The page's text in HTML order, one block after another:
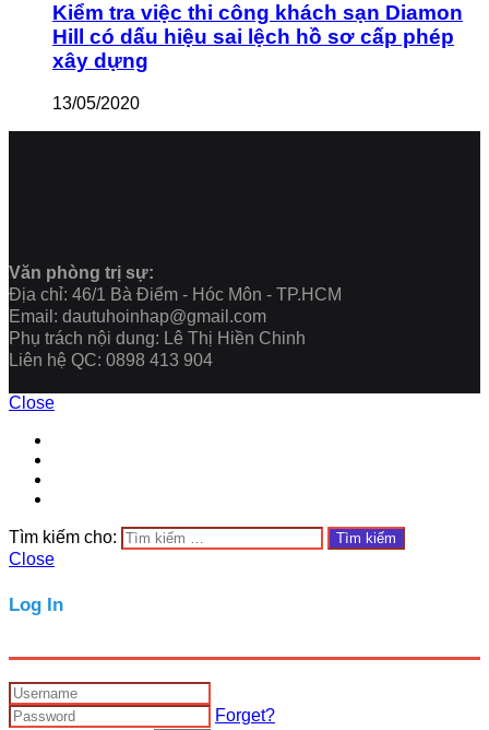
Kiểm tra việc thi công khách sạn Diamon
Hill có dấu hiệu sai lệch hồ sơ cấp phép
xây dựng
13/05/2020
Văn phòng trị sự:
Địa chỉ: 46/1 Bà Điểm - Hóc Môn - TP.HCM
Email: dautuhoinhap@gmail.com
Phụ trách nội dung: Lê Thị Hiền Chinh
Liên hệ QC: 0898 413 904
Close
Tìm kiếm cho:
Close
Log In
Forget?